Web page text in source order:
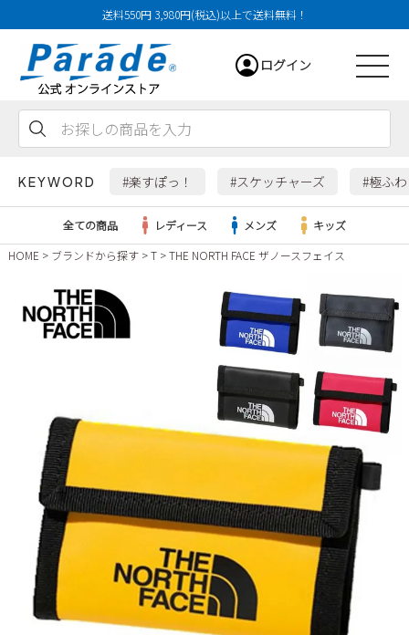
送料550円 3,980円(税込)以上で送料無料！
ログイン
KEYWORD #楽すぽっ！ #スケッチャーズ #極ふ
レディース
サンダル
レインシューズ
パンプス
スニーカー
ローファー
すべての商品
サンダル
レインシューズ
スニーカー
ビジネス・ドレスシューズ
キッズ
すべての商品
サンダル
レインシューズ
スニーカー
NEW
すべての商品
レディース新入荷
SALE
すべての商品
バッグ
全ての商品 レディース メンズ
キッズ
HOME
ブランドから探す T THE NORTH FACE ザノースフェイス